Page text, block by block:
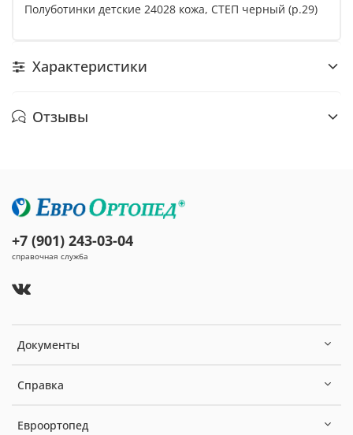
Полуботинки детские 24028 кожа, СТЕП черный (р.29)
Характеристики
Отзывы
Документы
Справка
Евроортопед
+7 (901) 243-03-04
справочная служба